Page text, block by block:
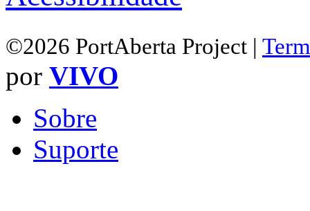
©2026 PortAberta Project |
por VIVO
Sobre
Suporte